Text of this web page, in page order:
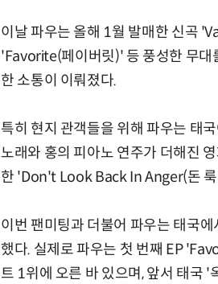
이날 파우는 올해 1월 발매한 신곡
'Favorite(페이버릿)' 등 풍성한 무대
한 소통이 이뤄졌다.
특히 현지 관객들을 위해 파우는 태
노래와 홍의 피아노 연주가 더해진
한 'Don't Look Back In Anger(돈 룩
이번 팬미팅과 더불어 파우는 태국
했다. 실제로 파우는 첫 번째 EP
트 1위에 오른 바 있으며, 앞서 태국